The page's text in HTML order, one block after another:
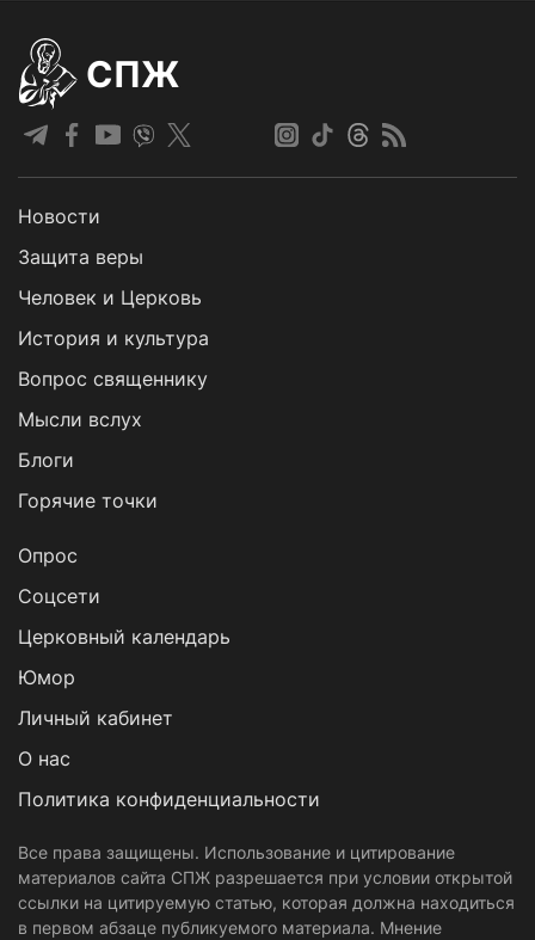
СПЖ
Новости
Защита веры
Человек и Церковь
История и культура
Вопрос священнику
Мысли вслух
Блоги
Горячие точки
Опрос
Cоцсети
Церковный календарь
Юмор
Личный кабинет
О нас
Политика конфиденциальности
Все права защищены. Использование и цитирование
материалов сайта СПЖ разрешается при условии открытой
ссылки на цитируемую статью, которая должна находиться
в первом абзаце публикуемого материала. Мнение